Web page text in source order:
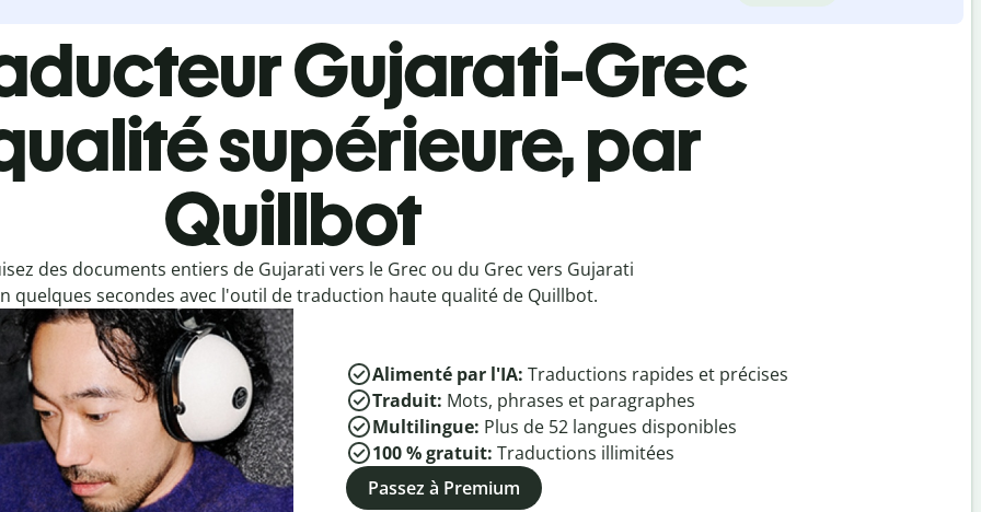
Gujarati-Grec
supérieure, par
Quillbot
des documents entiers de Gujarati vers le Grec ou du Grec vers Gujarati
quelques secondes avec l'outil de traduction haute qualité de Quillbot.
Alimenté par l'IA: Traductions rapides et précises
Traduit: Mots, phrases et paragraphes
Multilingue: Plus de 52 langues disponibles
100 % gratuit: Traductions illimitées
Passez à Premium